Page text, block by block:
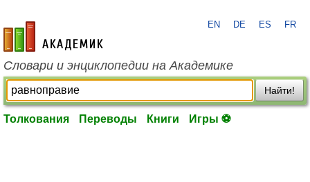
academic.ru
EN DE ES FR
Словари и энциклопедии на Академике
Найти!
Толкования Переводы Книги Игры ⚽